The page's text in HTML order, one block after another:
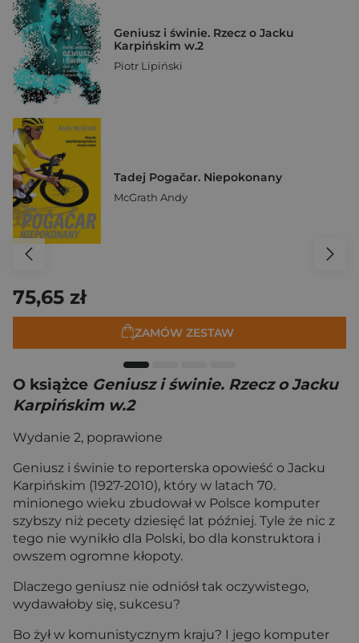
Geniusz i świnie. Rzecz o Jacku
Karpińskim w.2
Piotr Lipiński
Tadej Pogačar. Niepokonany
McGrath Andy
75,65 zł
ZAMÓW ZESTAW
O książce Geniusz i świnie. Rzecz o Jacku
Karpińskim w.2
Wydanie 2, poprawione
Geniusz i świnie to reporterska opowieść o Jacku
Karpińskim (1927-2010), który w latach 70.
minionego wieku zbudował w Polsce komputer
szybszy niż pecety dziesięć lat później. Tyle że nic z
tego nie wynikło dla Polski, bo dla konstruktora i
owszem ogromne kłopoty.
Dlaczego geniusz nie odniósł tak oczywistego,
wydawałoby się, sukcesu?
Bo żył w komunistycznym kraju? I jego komputer